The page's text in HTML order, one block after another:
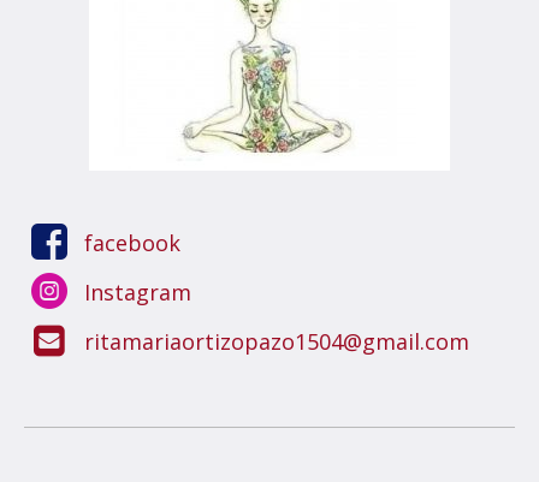
facebook
Instagram
ritamariaortizopazo1504@gmail.com